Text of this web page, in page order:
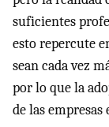
suficientes
esto repercute
sean cada vez
por lo que la
de las empresas